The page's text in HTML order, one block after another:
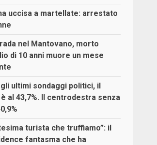
uccisa a martellate: arrestato
nel Mantovano, morto
di 10 anni muore un mese
ultimi sondaggi politici, il
al 43,7%. Il centrodestra senza
turista che truffiamo”: il
fantasma che ha